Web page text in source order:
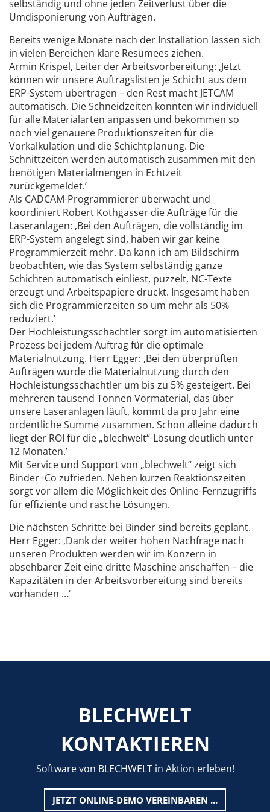
selbständig und ohne jeden Zeitverlust über die
Umdisponierung von Aufträgen.
Bereits wenige Monate nach der Installation lassen sich
in vielen Bereichen klare Resümees ziehen.
Armin Krispel, Leiter der Arbeitsvorbereitung: ‚Jetzt
können wir unsere Auftragslisten je Schicht aus dem
ERP-System übertragen – den Rest macht JETCAM
automatisch. Die Schneidzeiten konnten wir individuell
für alle Materialarten anpassen und bekommen so
noch viel genauere Produktionszeiten für die
Vorkalkulation und die Schichtplanung. Die
Schnittzeiten werden automatisch zusammen mit den
benötigen Materialmengen in Echtzeit
zurückgemeldet.’
Als CADCAM-Programmierer überwacht und
koordiniert Robert Kothgasser die Aufträge für die
Laseranlagen: ‚Bei den Aufträgen, die vollständig im
ERP-System angelegt sind, haben wir gar keine
Programmierzeit mehr. Da kann ich am Bildschirm
beobachten, wie das System selbständig ganze
Schichten automatisch einliest, puzzelt, NC-Texte
erzeugt und Arbeitspapiere druckt. Insgesamt haben
sich die Programmierzeiten so um mehr als 50%
reduziert.’
Der Hochleistungsschachtler sorgt im automatisierten
Prozess bei jedem Auftrag für die optimale
Materialnutzung. Herr Egger: ‚Bei den überprüften
Aufträgen wurde die Materialnutzung durch den
Hochleistungsschachtler um bis zu 5% gesteigert. Bei
mehreren tausend Tonnen Vormaterial, das über
unsere Laseranlagen läuft, kommt da pro Jahr eine
ordentliche Summe zusammen. Schon alleine dadurch
liegt der ROI für die „blechwelt“-Lösung deutlich unter
12 Monaten.’
Mit Service und Support von „blechwelt“ zeigt sich
Binder+Co zufrieden. Neben kurzen Reaktionszeiten
sorgt vor allem die Möglichkeit des Online-Fernzugriffs
für effiziente und rasche Lösungen.
Die nächsten Schritte bei Binder sind bereits geplant.
Herr Egger: ‚Dank der weiter hohen Nachfrage nach
unseren Produkten werden wir im Konzern in
absehbarer Zeit eine dritte Maschine anschaffen – die
Kapazitäten in der Arbeitsvorbereitung sind bereits
vorhanden …‘
BLECHWELT
KONTAKTIEREN
Software von BLECHWELT in Aktion erleben!
JETZT ONLINE-DEMO VEREINBAREN ...